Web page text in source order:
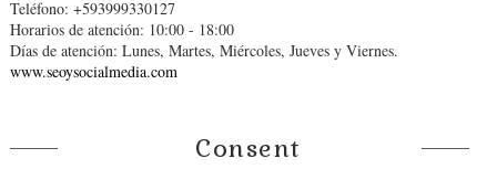
Teléfono: +593999330127
Horarios de atención: 10:00 - 18:00
Días de atención: Lunes, Martes, Miércoles, Jueves y Viernes.
www.seoysocialmedia.com
Consent